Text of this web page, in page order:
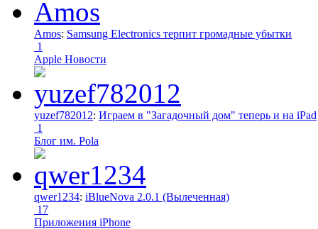
Amos: Samsung Electronics терпит громадные убытки
1
Apple Новости
yuzef782012: Играем в "Загадочный дом" теперь и на iPad
1
Блог им. Pola
qwer1234: iBlueNova 2.0.1 (Вылеченная)
17
Приложения iPhone